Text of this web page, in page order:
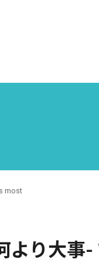
most
より大事-